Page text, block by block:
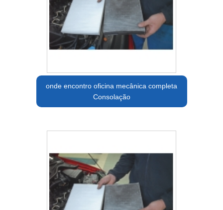
onde encontro oficina mecânica completa
Consolação